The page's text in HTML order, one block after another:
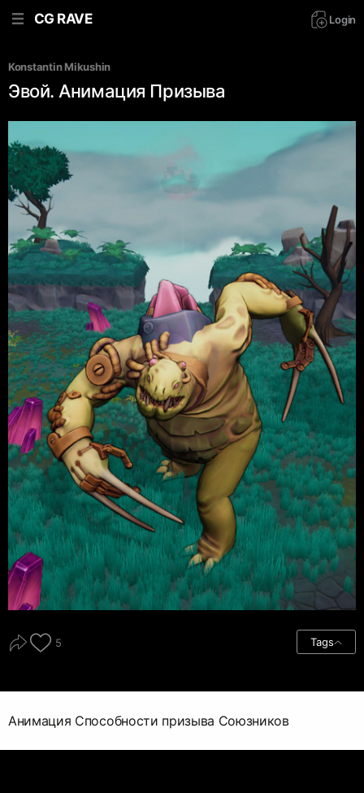
CG RAVE Login
Konstantin Mikushin
Эвой. Анимация Призыва
5 Tags
Анимация Способности призыва Союзников